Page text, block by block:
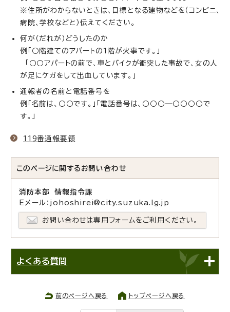
※住所がわからないときは、目標となる建物などを（コンビニ、
病院、学校などと）伝えてください。
何が（だれが）どうしたのか
例「○階建てのアパートの1階が火事です。」
「○○アパートの前で、車とバイクが衝突した事故で、女の人
が足にケガをして出血しています。」
通報者の名前と電話番号を
例「名前は、○○です。」「電話番号は、○○○―○○○○で
す。」
119番通報要領
このページに関する お問い合わせ
消防本部 情報指令課
Eメール：johoshirei@city.suzuka.lg.jp
お問い合わせは専用フォームをご利用ください。
よくある質問
前のページへ戻る トップページへ戻る